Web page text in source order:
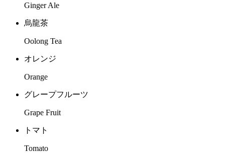
Ginger Ale
烏龍茶
Oolong Tea
オレンジ
Orange
グレープフルーツ
Grape Fruit
トマト
Tomato